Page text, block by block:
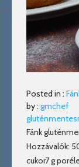
Posted in :
by : gmchef
Fánk
Hozzávalók:
cukor7 g